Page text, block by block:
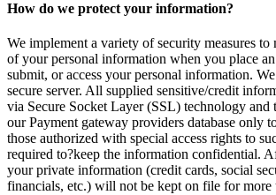
How do we protect your information?
We implement a variety of security measures to
of your personal information when you place
submit, or access your personal information.
secure server. All supplied sensitive/credit
via Secure Socket Layer (SSL) technology and
our Payment gateway providers database only
those authorized with special access rights to
required to?keep the information confidential.
your private information (credit cards, social
financials, etc.) will not be kept on file for more